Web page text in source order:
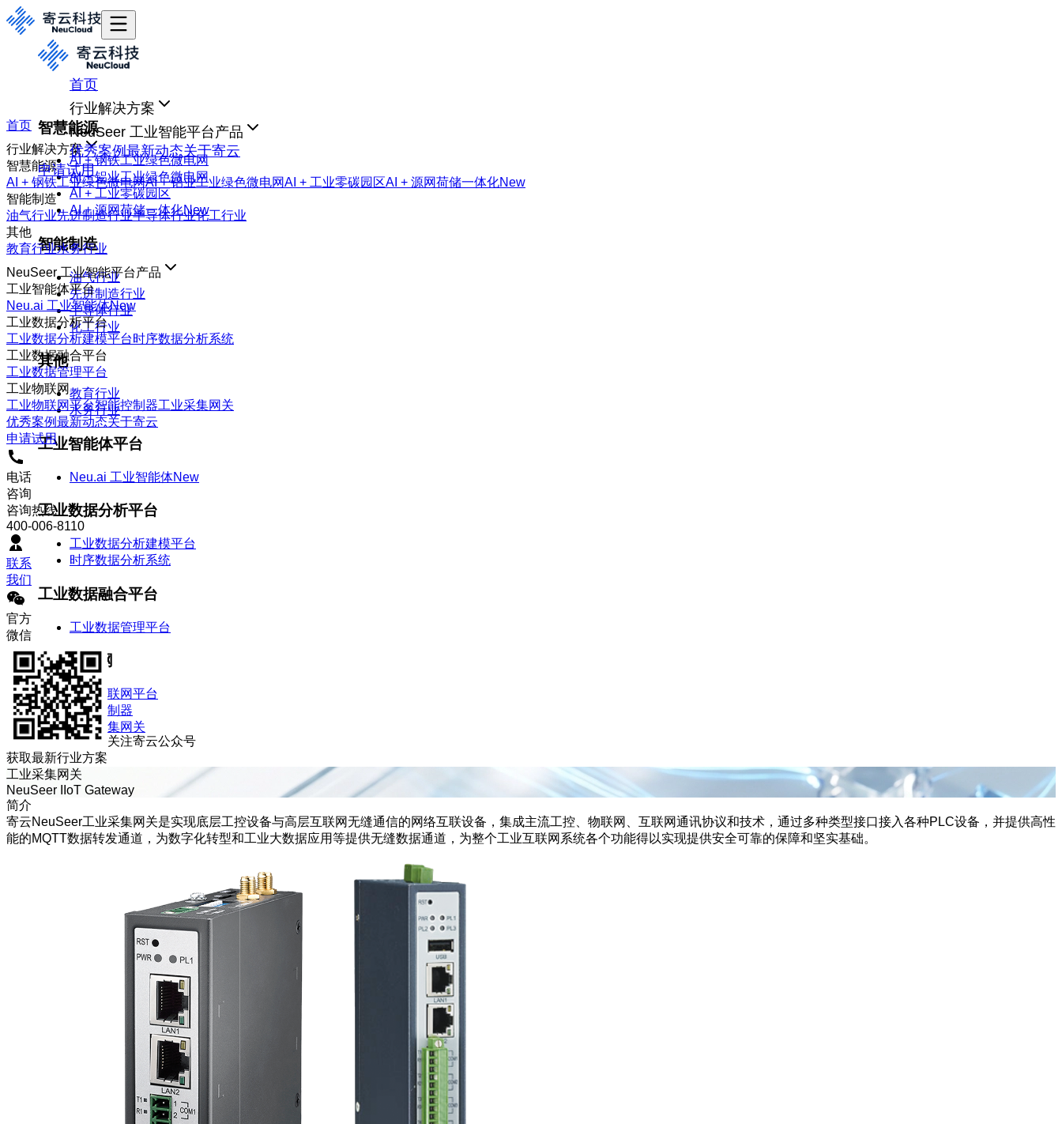
首页
行业解决方案
NeuSeer 工业智能平台产品
优秀案例最新动态关于寄云
申请试用
智慧能源
AI + 钢铁工业绿色微电网
AI + 铝业工业绿色微电网
AI + 工业零碳园区
AI + 源网荷储一体化New
智能制造
油气行业
先进制造行业
半导体行业
化工行业
其他
教育行业
水务行业
工业智能体平台
Neu.ai 工业智能体New
工业数据分析平台
工业数据分析建模平台
时序数据分析系统
工业数据融合平台
工业数据管理平台
工业物联网
工业物联网平台
智能控制器
工业采集网关
首页
行业解决方案
智慧能源
AI + 钢铁工业绿色微电网AI + 铝业工业绿色微电网AI + 工业零碳园区AI + 源网荷储一体化New
智能制造
油气行业先进制造行业半导体行业化工行业
其他
教育行业水务行业
NeuSeer 工业智能平台产品
工业智能体平台
Neu.ai 工业智能体New
工业数据分析平台
工业数据分析建模平台时序数据分析系统
工业数据融合平台
工业数据管理平台
工业物联网
工业物联网平台智能控制器工业采集网关
优秀案例最新动态关于寄云
申请试用
电话
咨询
咨询热线
400-006-8110
联系
我们
官方
微信
关注寄云公众号
获取最新行业方案
工业采集网关
NeuSeer IIoT Gateway
简介
寄云NeuSeer工业采集网关是实现底层工控设备与高层互联网无缝通信的网络互联设备，集成主流工控、物联网、互联网通讯协议和技术，通过多种类型接口接入各种PLC设备，并提供高性
能的MQTT数据转发通道，为数字化转型和工业大数据应用等提供无缝数据通道，为整个工业互联网系统各个功能得以实现提供安全可靠的保障和坚实基础。